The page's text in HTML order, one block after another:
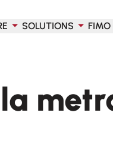
SOLUTIONS